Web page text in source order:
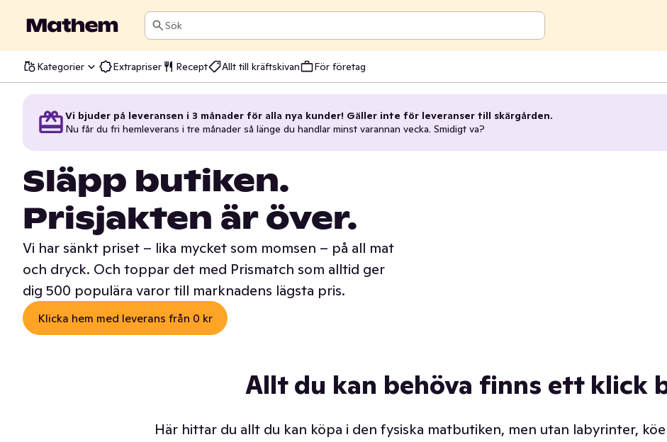
Sök
Kategorier Extrapriser Recept Allt till kräftskivan För företag
Vi bjuder på leveransen i 3 månader för alla nya kunder! Gäller inte för leveranser till skärgården.
Nu får du fri hemleverans i tre månader så länge du handlar minst varannan vecka. Smidigt va?
Släpp butiken.
Prisjakten är över.
Vi har sänkt priset – lika mycket som momsen – på all mat
och dryck. Och toppar det med Prismatch som alltid ger
dig 500 populära varor till marknadens lägsta pris.
Klicka hem med leverans från 0 kr
Allt du kan behöva finns ett klick
Här hittar du allt du kan köpa i den fysiska matbutiken, men utan labyrinter,